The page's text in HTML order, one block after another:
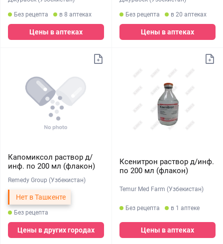
Без рецепта в 8 аптеках
Цены в аптеках
Без рецепта в 20 аптеках
Цены в аптеках
Капомиксол раствор д/
инф. по 200 мл (флакон)
Remedy Group (Узбекистан)
Нет в Ташкенте
Без рецепта
Цены в других городах
Ксенитрон раствор д/инф.
по 200 мл (флакон)
Temur Med Farm (Узбекистан)
Без рецепта в 1 аптеке
Цены в аптеках